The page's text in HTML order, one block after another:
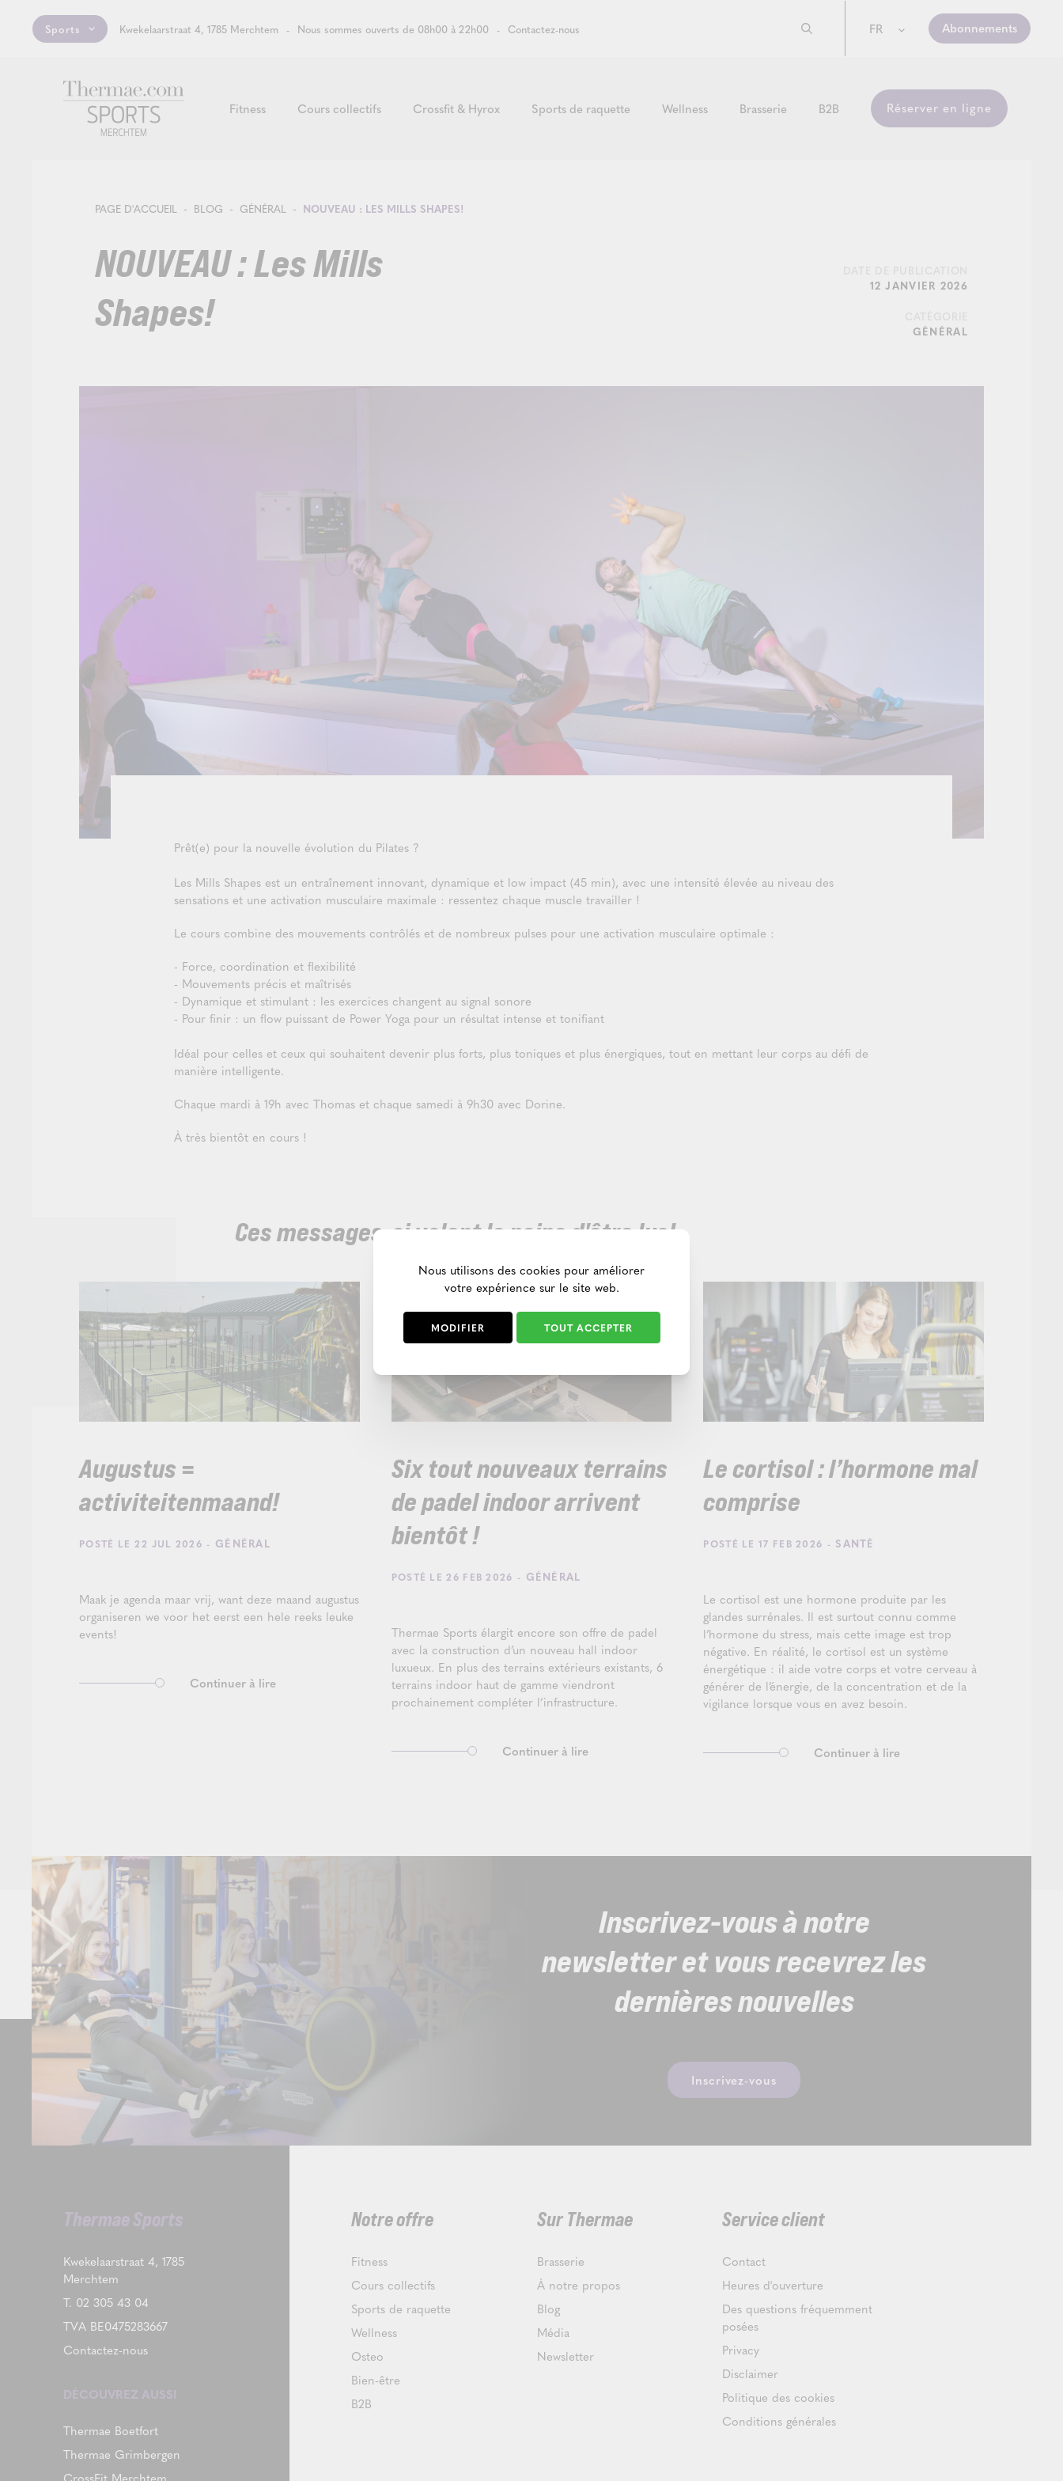
Sports Kwekelaarstraat 4, 1785 Merchtem Nous sommes ouverts de 08h00 à 22h00 Contactez-nous FR Abonnements
Fitness Cours collectifs Crossfit & Hyrox Sports de raquette Wellness Brasserie B2B Réserver en ligne
PAGE D'ACCUEIL BLOG GÉNÉRAL NOUVEAU : LES MILLS SHAPES!
NOUVEAU : Les Mills
Shapes!
12 JANVIER 2026
GÉNÉRAL
Prêt(e) pour la nouvelle évolution du Pilates ?
Les Mills Shapes est un entraînement innovant, dynamique et low impact (45 min), avec une intensité élevée au niveau des
sensations et une activation musculaire maximale : ressentez chaque muscle travailler !
Le cours combine des mouvements contrôlés et de nombreux pulses pour une activation musculaire optimale :
- Force, coordination et flexibilité
- Mouvements précis et maîtrisés
- Dynamique et stimulant : les exercices changent au signal sonore
- Pour finir : un flow puissant de Power Yoga pour un résultat intense et tonifiant
Idéal pour celles et ceux qui souhaitent devenir plus forts, plus toniques et plus énergiques, tout en mettant leur corps au défi de
manière intelligente.
Chaque mardi à 19h avec Thomas et chaque samedi à 9h30 avec Dorine.
À très bientôt en cours !
Ces messages-ci valent la peine d'être lus!
Augustus =
activiteitenmaand!
POSTÉ LE 22 JUL 2026 - GÉNÉRAL
Maak je agenda maar vrij, want deze maand augustus
organiseren we voor het eerst een hele reeks leuke
events!
Continuer à lire
Six tout nouveaux terrains
de padel indoor arrivent
bientôt !
POSTÉ LE 26 FEB 2026 - GÉNÉRAL
Thermae Sports élargit encore son offre de padel
avec la construction d’un nouveau hall indoor
luxueux. En plus des terrains extérieurs existants, 6
terrains indoor haut de gamme viendront
prochainement compléter l’infrastructure.
Continuer à lire
Le cortisol : l’hormone mal
comprise
POSTÉ LE 17 FEB 2026 - SANTÉ
Le cortisol est une hormone produite par les
glandes surrénales. Il est surtout connu comme
l’hormone du stress, mais cette image est trop
négative. En réalité, le cortisol est un système
énergétique : il aide votre corps et votre cerveau à
générer de l’énergie, de la concentration et de la
vigilance lorsque vous en avez besoin.
Continuer à lire
Inscrivez-vous à notre
newsletter et vous recevrez les
dernières nouvelles
Inscrivez-vous
Thermae Sports
Kwekelaarstraat 4, 1785
Merchtem
T. 02 305 43 04
TVA BE0475283667
Contactez-nous
DÉCOUVREZ AUSSI
Thermae Boetfort
Thermae Grimbergen
Notre offre
Fitness
Cours collectifs
Sports de raquette
Wellness
Osteo
Bien-être
B2B
Sur Thermae
Brasserie
À notre propos
Blog
Média
Newsletter
Service client
Contact
Heures d'ouverture
Des questions fréquemment
posées
Privacy
Disclaimer
Politique des cookies
Conditions générales
Nous utilisons des cookies pour améliorer
votre expérience sur le site web.
MODIFIER TOUT ACCEPTER